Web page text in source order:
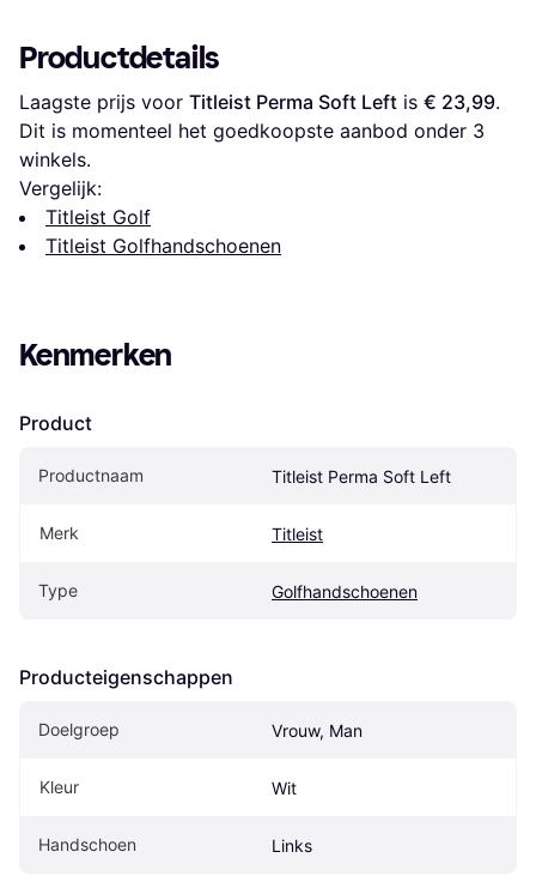
Productdetails
Laagste prijs voor Titleist Perma Soft Left is € 23,99.
Dit is momenteel het goedkoopste aanbod onder 3
winkels.
Vergelijk:
Titleist Golf
Titleist Golfhandschoenen
Kenmerken
Product
Productnaam Titleist Perma Soft Left
Merk Titleist
Type Golfhandschoenen
Producteigenschappen
Doelgroep Vrouw, Man
Kleur Wit
Handschoen Links